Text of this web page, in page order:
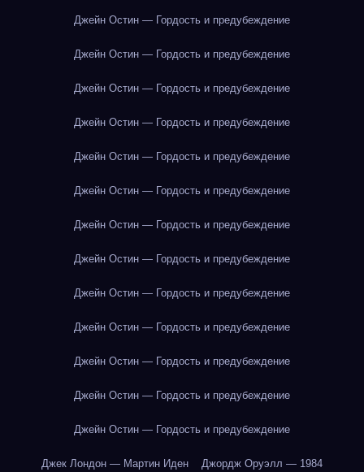
Джейн Остин — Гордость и предубеждение
Джейн Остин — Гордость и предубеждение
Джейн Остин — Гордость и предубеждение
Джейн Остин — Гордость и предубеждение
Джейн Остин — Гордость и предубеждение
Джейн Остин — Гордость и предубеждение
Джейн Остин — Гордость и предубеждение
Джейн Остин — Гордость и предубеждение
Джейн Остин — Гордость и предубеждение
Джейн Остин — Гордость и предубеждение
Джейн Остин — Гордость и предубеждение
Джейн Остин — Гордость и предубеждение
Джейн Остин — Гордость и предубеждение
Джек Лондон — Мартин Иден Джордж Оруэлл — 1984